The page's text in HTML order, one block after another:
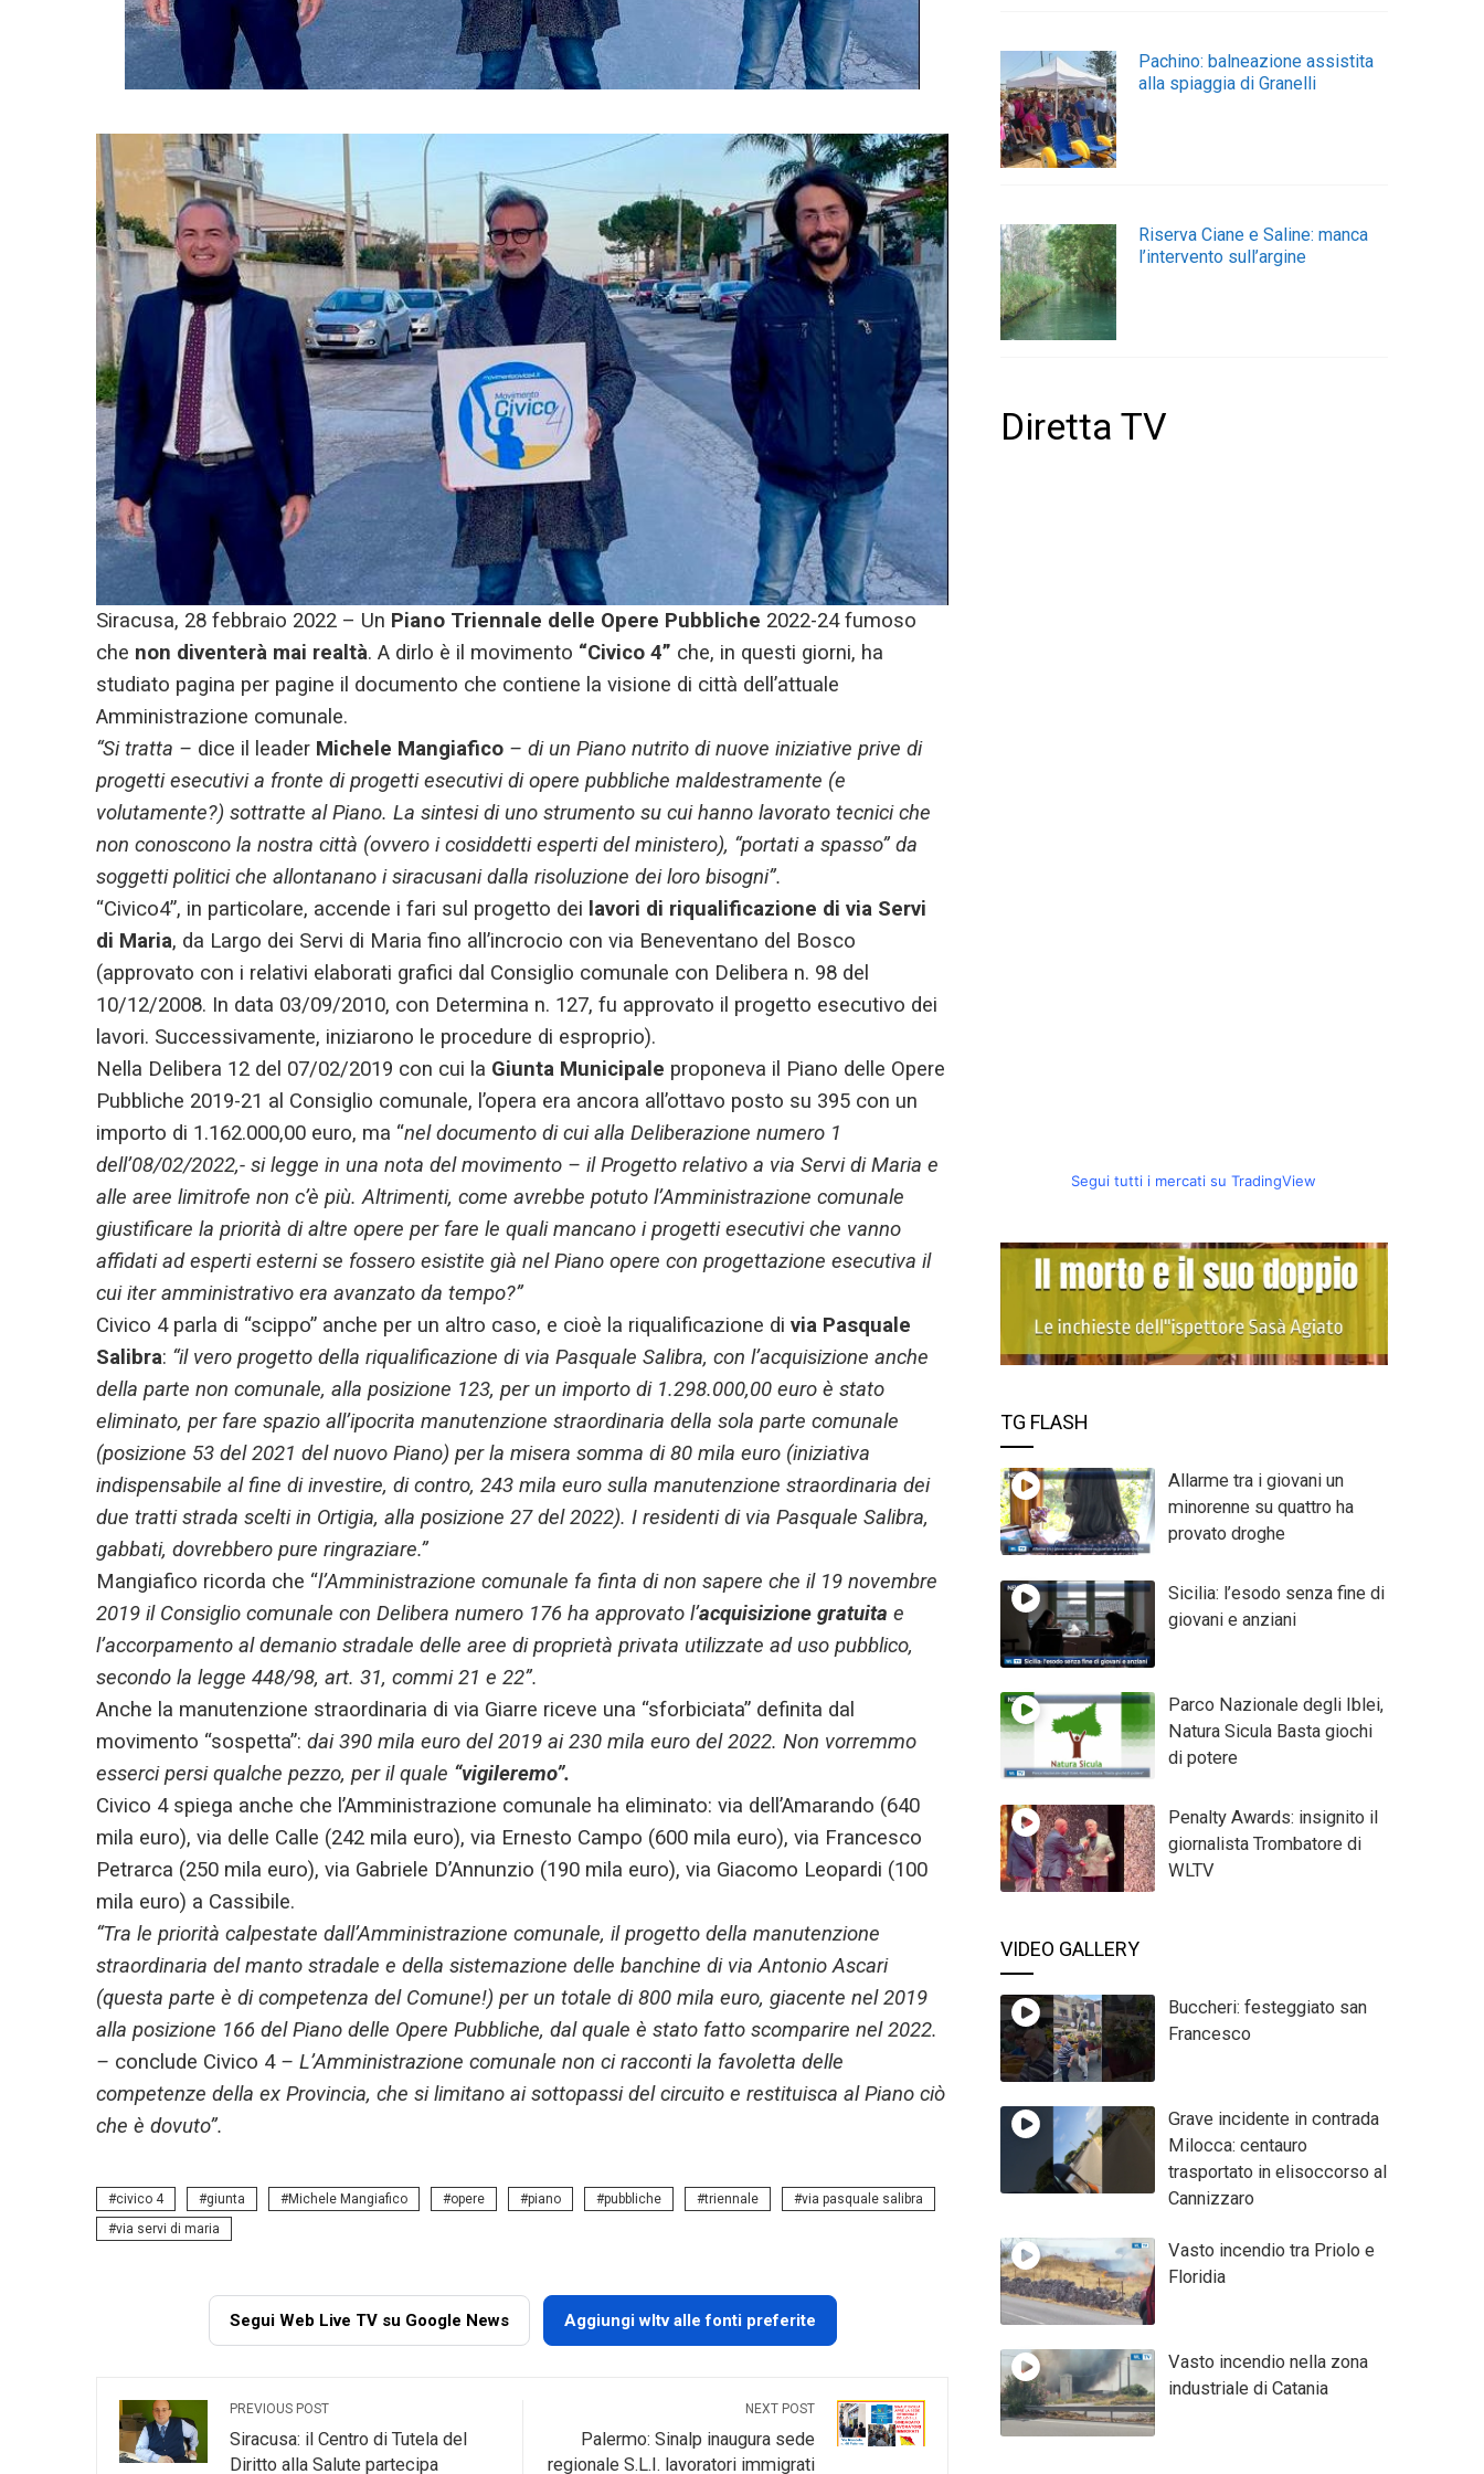
Siracusa, 28 febbraio 2022 – Un Piano Triennale delle Opere Pubbliche 2022-24 fumoso
che non diventerà mai realtà. A dirlo è il movimento “Civico 4” che, in questi giorni, ha
studiato pagina per pagine il documento che contiene la visione di città dell’attuale
Amministrazione comunale.
“Si tratta – dice il leader Michele Mangiafico – di un Piano nutrito di nuove iniziative prive di
progetti esecutivi a fronte di progetti esecutivi di opere pubbliche maldestramente (e
volutamente?) sottratte al Piano. La sintesi di uno strumento su cui hanno lavorato tecnici che
non conoscono la nostra città (ovvero i cosiddetti esperti del ministero), “portati a spasso” da
soggetti politici che allontanano i siracusani dalla risoluzione dei loro bisogni”.
“Civico4”, in particolare, accende i fari sul progetto dei lavori di riqualificazione di via Servi
di Maria, da Largo dei Servi di Maria fino all’incrocio con via Beneventano del Bosco
(approvato con i relativi elaborati grafici dal Consiglio comunale con Delibera n. 98 del
10/12/2008. In data 03/09/2010, con Determina n. 127, fu approvato il progetto esecutivo dei
lavori. Successivamente, iniziarono le procedure di esproprio).
Nella Delibera 12 del 07/02/2019 con cui la Giunta Municipale proponeva il Piano delle Opere
Pubbliche 2019-21 al Consiglio comunale, l’opera era ancora all’ottavo posto su 395 con un
importo di 1.162.000,00 euro, ma “nel documento di cui alla Deliberazione numero 1
dell’08/02/2022,- si legge in una nota del movimento – il Progetto relativo a via Servi di Maria e
alle aree limitrofe non c’è più. Altrimenti, come avrebbe potuto l’Amministrazione comunale
giustificare la priorità di altre opere per fare le quali mancano i progetti esecutivi che vanno
affidati ad esperti esterni se fossero esistite già nel Piano opere con progettazione esecutiva il
cui iter amministrativo era avanzato da tempo?”
Civico 4 parla di “scippo” anche per un altro caso, e cioè la riqualificazione di via Pasquale
Salibra: “il vero progetto della riqualificazione di via Pasquale Salibra, con l’acquisizione anche
della parte non comunale, alla posizione 123, per un importo di 1.298.000,00 euro è stato
eliminato, per fare spazio all’ipocrita manutenzione straordinaria della sola parte comunale
(posizione 53 del 2021 del nuovo Piano) per la misera somma di 80 mila euro (iniziativa
indispensabile al fine di investire, di contro, 243 mila euro sulla manutenzione straordinaria dei
due tratti strada scelti in Ortigia, alla posizione 27 del 2022). I residenti di via Pasquale Salibra,
gabbati, dovrebbero pure ringraziare.”
Mangiafico ricorda che “l’Amministrazione comunale fa finta di non sapere che il 19 novembre
2019 il Consiglio comunale con Delibera numero 176 ha approvato l’acquisizione gratuita e
l’accorpamento al demanio stradale delle aree di proprietà privata utilizzate ad uso pubblico,
secondo la legge 448/98, art. 31, commi 21 e 22”.
Anche la manutenzione straordinaria di via Giarre riceve una “sforbiciata” definita dal
movimento “sospetta”: dai 390 mila euro del 2019 ai 230 mila euro del 2022. Non vorremmo
esserci persi qualche pezzo, per il quale “vigileremo”.
Civico 4 spiega anche che l’Amministrazione comunale ha eliminato: via dell’Amarando (640
mila euro), via delle Calle (242 mila euro), via Ernesto Campo (600 mila euro), via Francesco
Petrarca (250 mila euro), via Gabriele D’Annunzio (190 mila euro), via Giacomo Leopardi (100
mila euro) a Cassibile.
“Tra le priorità calpestate dall’Amministrazione comunale, il progetto della manutenzione
straordinaria del manto stradale e della sistemazione delle banchine di via Antonio Ascari
(questa parte è di competenza del Comune!) per un totale di 800 mila euro, giacente nel 2019
alla posizione 166 del Piano delle Opere Pubbliche, dal quale è stato fatto scomparire nel 2022.
– conclude Civico 4– L’Amministrazione comunale non ci racconti la favoletta delle
competenze della ex Provincia, che si limitano ai sottopassi del circuito e restituisca al Piano ciò
che è dovuto”.
civico 4 giunta Michele Mangiafico opere piano pubbliche triennale
via pasquale salibra
via servi di maria
Segui Web Live TV su Google News Aggiungi wltv alle fonti preferite
PREVIOUS POST
Siracusa: il Centro di Tutela del
Diritto alla Salute partecipa
NEXT POST
Palermo: Sinalp inaugura sede
regionale S.L.I. lavoratori immigrati
Pachino: balneazione assistita
alla spiaggia di Granelli
Riserva Ciane e Saline: manca
l’intervento sull’argine
Diretta TV
Segui tutti i mercati su TradingView
TG FLASH
Allarme tra i giovani un
minorenne su quattro ha
provato droghe
Sicilia: l’esodo senza fine di
giovani e anziani
Parco Nazionale degli Iblei,
Natura Sicula Basta giochi
di potere
Penalty Awards: insignito il
giornalista Trombatore di
WLTV
VIDEO GALLERY
Buccheri: festeggiato san
Francesco
Grave incidente in contrada
Milocca: centauro
trasportato in elisoccorso al
Cannizzaro
Vasto incendio tra Priolo e
Floridia
Vasto incendio nella zona
industriale di Catania